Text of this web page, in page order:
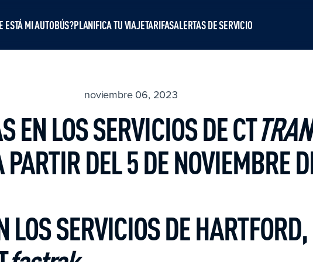
ESTÁ MI AUTOBÚS?PLANIFICA TU VIAJETARIFASALERTAS DE SERVICIO
noviembre 06, 2023
EN LOS SERVICIOS DECT
DEL 5 DE NOVIEMBRE
LOS SERVICIOS DE